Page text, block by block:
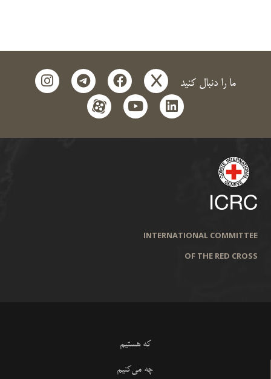
ما را دنبال کنید x
facebook
telegram
instagram
linkedin
youtube
aparat
INTERNATIONAL COMMITTEE
OF THE RED CROSS
که هستیم
چه می‌کنیم